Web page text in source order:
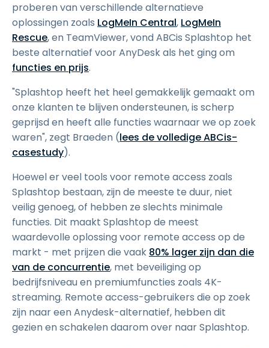
proberen van verschillende alternatieve
oplossingen zoals LogMeIn Central, LogMeIn
Rescue, en TeamViewer, vond ABCis Splashtop het
beste alternatief voor AnyDesk als het ging om
functies en prijs.
"Splashtop heeft het heel gemakkelijk gemaakt om
onze klanten te blijven ondersteunen, is scherp
geprijsd en heeft alle functies waarnaar we op zoek
waren", zegt Braeden (lees de volledige ABCis-
casestudy).
Hoewel er veel tools voor remote access zoals
Splashtop bestaan, zijn de meeste te duur, niet
veilig genoeg, of hebben ze slechts minimale
functies. Dit maakt Splashtop de meest
waardevolle oplossing voor remote access op de
markt - met prijzen die vaak 80% lager zijn dan die
van de concurrentie, met beveiliging op
bedrijfsniveau en premiumfuncties zoals 4K-
streaming. Remote access-gebruikers die op zoek
zijn naar een Anydesk-alternatief, hebben dit
gezien en schakelen daarom over naar Splashtop.